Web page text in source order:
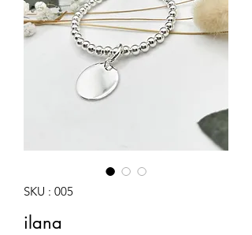
SKU : 005
ilana